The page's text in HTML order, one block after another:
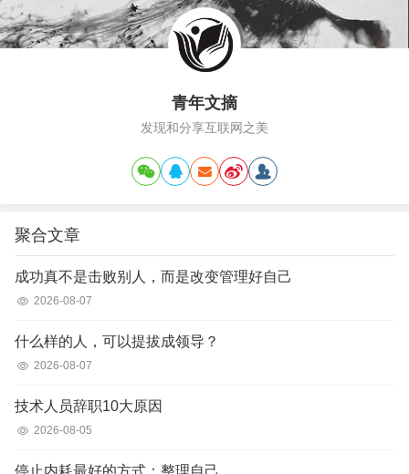
青年文摘
发现和分享互联网之美
聚合文章
成功真不是击败别人，而是改变管理好自己
2026-08-07
什么样的人，可以提拔成领导？
2026-08-07
技术人员辞职10大原因
2026-08-05
停止内耗最好的方式：整理自己